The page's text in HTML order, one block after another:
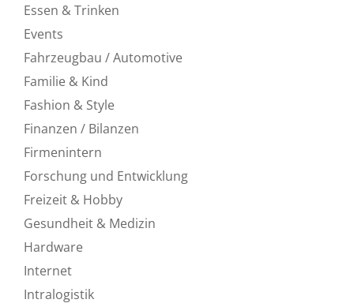
Essen & Trinken
Events
Fahrzeugbau / Automotive
Familie & Kind
Fashion & Style
Finanzen / Bilanzen
Firmenintern
Forschung und Entwicklung
Freizeit & Hobby
Gesundheit & Medizin
Hardware
Internet
Intralogistik